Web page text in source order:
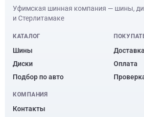
Уфимская шинная компания — шины,
и Стерлитамаке
КАТАЛОГ
Шины
Диски
Подбор по авто
Доставка
Оплата
КОМПАНИЯ
Контакты